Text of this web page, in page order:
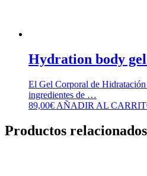
Hydration body gel
El Gel Corporal de
ingredientes de …
89,00€ AÑADIR AL
Productos relacionados